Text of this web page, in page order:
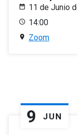
11 de Junio
14:00
Zoom
9 JUN